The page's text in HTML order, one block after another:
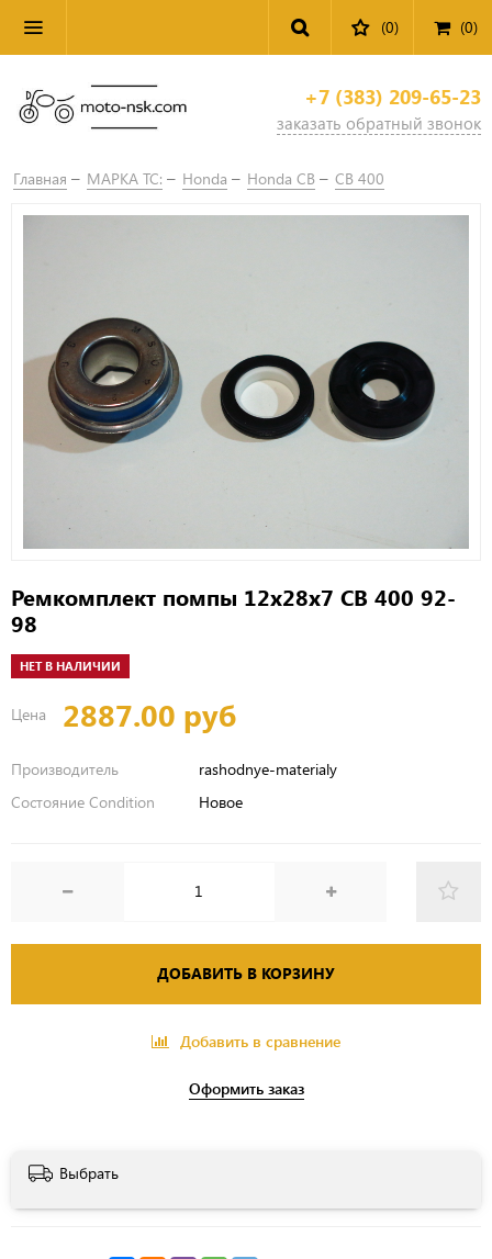
(0) (0)
+7 (383) 209-65-23
заказать обратный звонок
Главная МАРКА ТС: Honda Honda CB CB 400
Ремкомплект помпы 12х28х7 CB 400 92-
98
НЕТ В НАЛИЧИИ
Цена 2887.00 руб
Производитель
rashodnye-materialy
Состояние Condition
Новое
ДОБАВИТЬ В КОРЗИНУ
Добавить в сравнение
Оформить заказ
Выбрать